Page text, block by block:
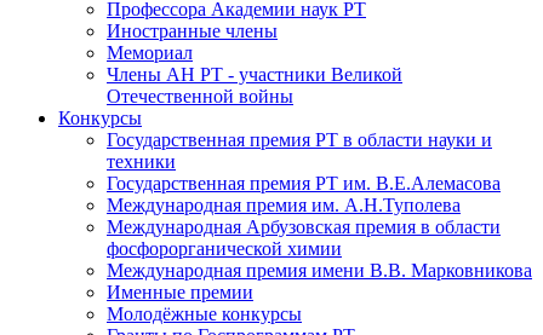
Профессора Академии наук РТ
Иностранные члены
Мемориал
Члены АН РТ - участники Великой
Отечественной войны
Конкурсы
Государственная премия РТ в области науки и
техники
Государственная премия РТ им. В.Е.Алемасова
Международная премия им. А.Н.Туполева
Международная Арбузовская премия в области
фосфорорганической химии
Международная премия имени В.В. Марковникова
Именные премии
Молодёжные конкурсы